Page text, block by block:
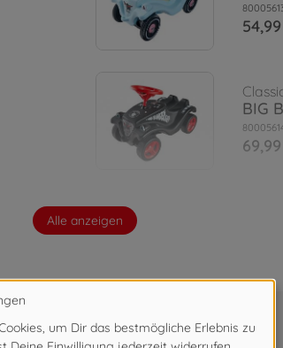
BIG
BIG
Alle anzeigen